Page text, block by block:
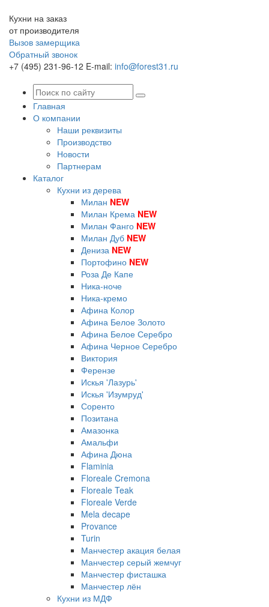
Кухни на заказ
от производителя
Вызов замерщика
Обратный звонок
+7 (495) 231-96-12 E-mail: info@forest31.ru
Главная
О компании
Наши реквизиты
Производство
Новости
Партнерам
Каталог
Кухни из дерева
Милан NEW
Милан Крема NEW
Милан Фанго NEW
Милан Дуб NEW
Дениза NEW
Портофино NEW
Роза Де Капе
Ника-ноче
Ника-кремо
Афина Колор
Афина Белое Золото
Афина Белое Серебро
Афина Черное Серебро
Виктория
Ферензе
Искья 'Лазурь'
Искья 'Изумруд'
Соренто
Позитана
Амазонка
Амальфи
Афина Дюна
Flaminia
Floreale Cremona
Floreale Teak
Floreale Verde
Mela decape
Provance
Turin
Манчестер акация белая
Манчестер серый жемчуг
Манчестер фисташка
Манчестер лён
Кухни из МДФ